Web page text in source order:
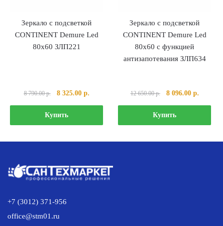
Зеркало с подсветкой
CONTINENT Demure Led
80х60 ЗЛП221
8 790.00р.
Первоначальная
цена
составляла
8
8 325.00 р.Текущая
цена:
325.00 р..
Купить
Зеркало с подсветкой
CONTINENT Demure Led
80х60 с функцией
антизапотевания ЗЛП634
12 650.00р.
Первоначальная
цена
составляла
12
8 096.00 р.
цена:
096.00
Купить
+7 (3012) 371-956
office@stm01.ru